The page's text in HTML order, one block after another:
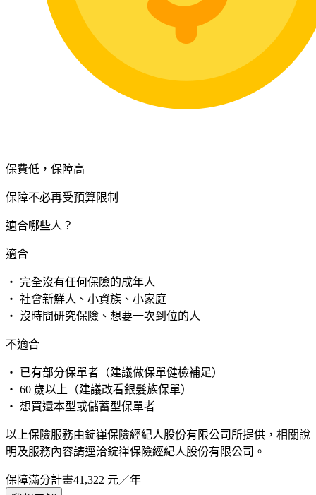
保費低，保障高
保障不必再受預算限制
適合哪些人？
適合
・ 完全沒有任何保險的成年人
・ 社會新鮮人、小資族、小家庭
・ 沒時間研究保險、想要一次到位的人
不適合
・ 已有部分保單者（建議做保單健檢補足）
・ 60 歲以上（建議改看銀髮族保單）
・ 想買還本型或儲蓄型保單者
以上保險服務由錠嵂保險經紀人股份有限公司所提供，相關說
明及服務內容請逕洽錠嵂保險經紀人股份有限公司。
保障滿分計畫41,322 元／年